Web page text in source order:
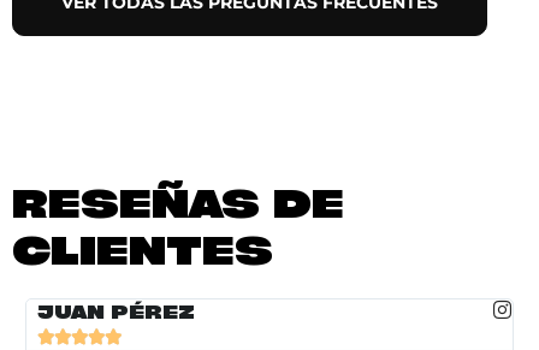
RESEÑAS DE
CLIENTES
JUAN PÉREZ
